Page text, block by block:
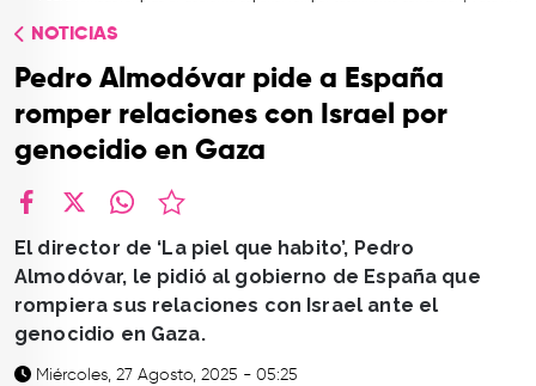
CONTACTO
NOTICIAS
Pedro Almodóvar pide a España
romper relaciones con Israel por
genocidio en Gaza
El director de ‘La piel que habito’, Pedro
Almodóvar, le pidió al gobierno de España que
rompiera sus relaciones con Israel ante el
genocidio en Gaza.
Miércoles, 27 Agosto, 2025 - 05:25